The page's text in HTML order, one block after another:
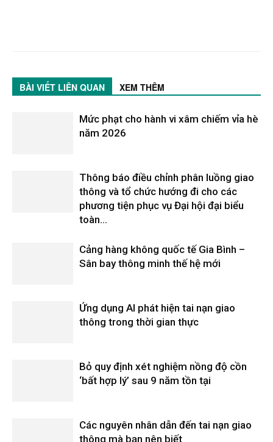
BÀI VIẾT LIÊN QUAN XEM THÊM
Mức phạt cho hành vi xâm chiếm vỉa hè
năm 2026
Thông báo điều chỉnh phân luồng giao
thông và tổ chức hướng đi cho các
phương tiện phục vụ Đại hội đại biểu
toàn...
Cảng hàng không quốc tế Gia Bình –
Sân bay thông minh thế hệ mới
Ứng dụng AI phát hiện tai nạn giao
thông trong thời gian thực
Bỏ quy định xét nghiệm nồng độ cồn
‘bất hợp lý’ sau 9 năm tồn tại
Các nguyên nhân dẫn đến tai nạn giao
thông mà bạn nên biết